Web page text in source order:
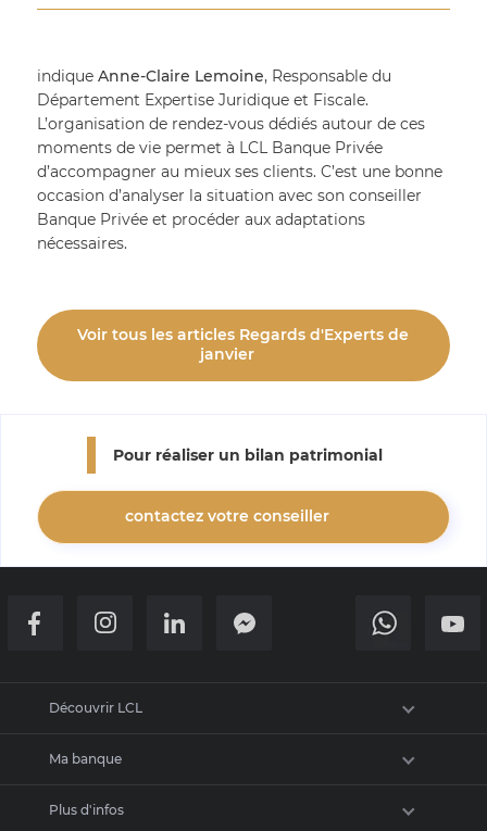
indique Anne-Claire Lemoine, Responsable du
Département Expertise Juridique et Fiscale.
L’organisation de rendez-vous dédiés autour de ces
moments de vie permet à LCL Banque Privée
d’accompagner au mieux ses clients. C’est une bonne
occasion d’analyser la situation avec son conseiller
Banque Privée et procéder aux adaptations
nécessaires.
Voir tous les articles Regards d'Experts de
janvier
Pour réaliser un bilan patrimonial
contactez votre conseiller
Découvrir LCL
Actualités
Recrutement
Ma banque
Plus d'infos